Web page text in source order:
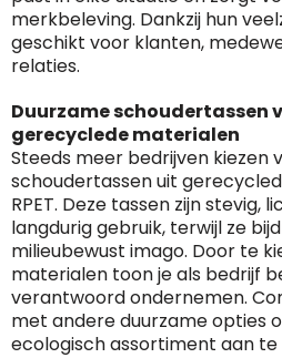
merkbeleving. Dankzij hun
geschikt voor klanten,
relaties.
Duurzame schoudertassen
gerecyclede materialen
Steeds meer bedrijven kiezen
schoudertassen uit
RPET. Deze tassen zijn
langdurig gebruik, terwijl ze
milieubewust imago. Door te
materialen toon je als bedrijf
verantwoord ondernemen.
met andere duurzame opties
ecologisch assortiment aan te